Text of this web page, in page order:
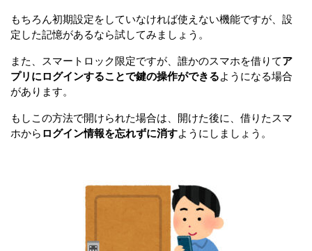
もちろん初期設定をしていなければ使えない機能ですが、設
定した記憶があるなら試してみましょう。
また、スマートロック限定ですが、誰かのスマホを借りてア
プリにログインすることで鍵の操作ができるようになる場合
があります。
もしこの方法で開けられた場合は、開けた後に、借りたスマ
ホから ログイン情報を忘れずに消すようにしましょう。